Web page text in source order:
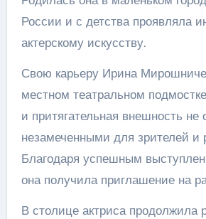
России и с детства проявляла
актерскому искусству.
Свою карьеру Ирина
местном театральном
и притягательная внешность не
незамеченными для зрителей и
Благодаря успешным
она получила приглашение на
В столице актриса продолжила